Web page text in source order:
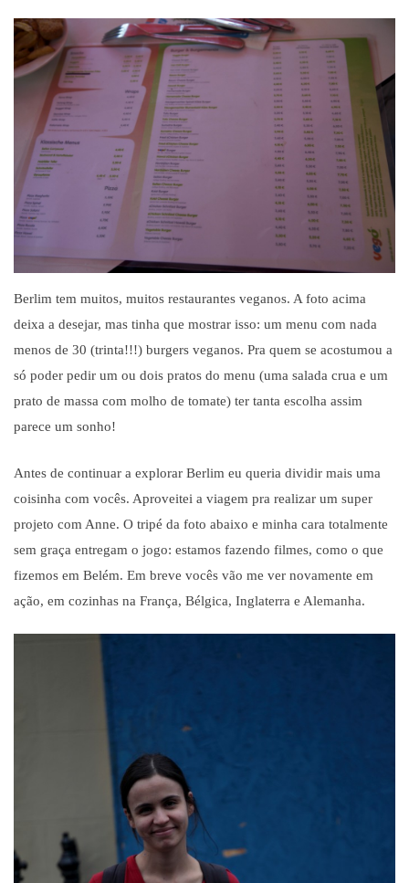
Berlim tem muitos, muitos restaurantes veganos. A foto acima
deixa a desejar, mas tinha que mostrar isso: um menu com nada
menos de 30 (trinta!!!) burgers veganos. Pra quem se acostumou a
só poder pedir um ou dois pratos do menu (uma salada crua e um
prato de massa com molho de tomate) ter tanta escolha assim
parece um sonho!
Antes de continuar a explorar Berlim eu queria dividir mais uma
coisinha com vocês. Aproveitei a viagem pra realizar um super
projeto com Anne. O tripé da foto abaixo e minha cara totalmente
sem graça entregam o jogo: estamos fazendo filmes, como o que
fizemos em Belém. Em breve vocês vão me ver novamente em
ação, em cozinhas na França, Bélgica, Inglaterra e Alemanha.